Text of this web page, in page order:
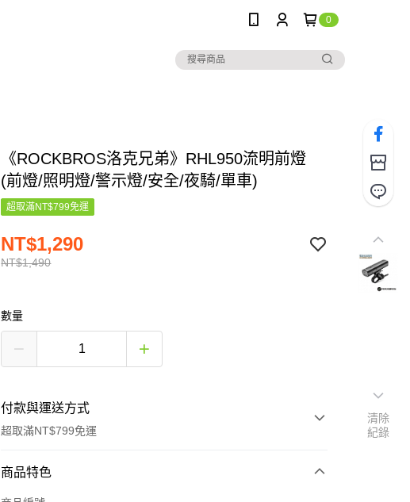
0
《ROCKBROS洛克兄弟》RHL950流明前燈
(前燈/照明燈/警示燈/安全/夜騎/單車)
超取滿NT$799免運
NT$1,490
NT$1,290
數量
付款與運送方式
超取滿NT$799免運
付款方式
商品特色
清除
紀錄